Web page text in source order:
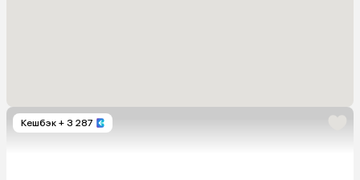
Кешбэк + 3 287